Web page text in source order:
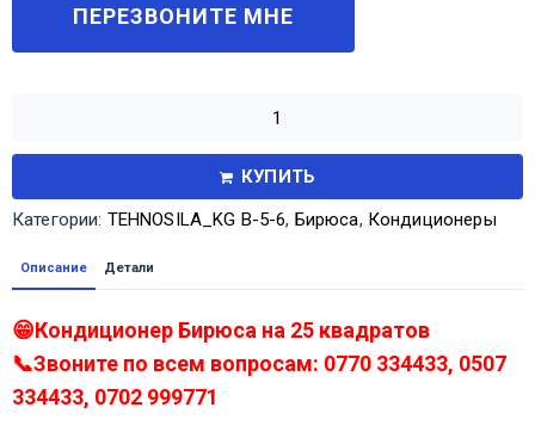
КУПИТЬ
Категории: TEHNOSILA_KG В-5-6, Бирюса, Кондиционеры
Описание Детали
😁Кондиционер Бирюса на 25 квадратов
📞Звоните по всем вопросам: 0770 334433, 0507
334433, 0702 999771